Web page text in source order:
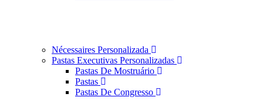
Nécessaires Personalizada
Pastas Executivas Personalizadas
Pastas De Mostruário
Pastas
Pastas De Congresso